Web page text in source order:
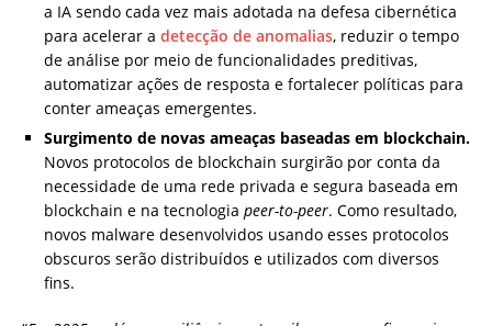
a IA sendo cada vez mais adotada na defesa cibernética
para acelerar a detecção de anomalias, reduzir o tempo
de análise por meio de funcionalidades preditivas,
automatizar ações de resposta e fortalecer políticas para
conter ameaças emergentes.
Surgimento de novas ameaças baseadas em blockchain.
Novos protocolos de blockchain surgirão por conta da
necessidade de uma rede privada e segura baseada em
blockchain e na tecnologia peer-to-peer. Como resultado,
novos malware desenvolvidos usando esses protocolos
obscuros serão distribuídos e utilizados com diversos
fins.